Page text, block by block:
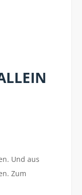
Und aus
Zum